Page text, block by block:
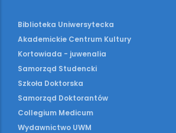
Biblioteka Uniwersytecka
Akademickie Centrum Kultury
Kortowiada - juwenalia
Samorząd Studencki
Szkoła Doktorska
Samorząd Doktorantów
Collegium Medicum
Wydawnictwo UWM